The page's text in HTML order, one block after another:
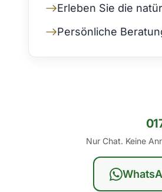
Erleben Sie die
Persönliche
Nur Chat. Keine